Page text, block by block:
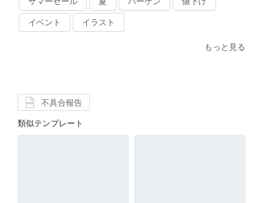
イベント イラスト
もっと見る
不具合報告
類似テンプレート